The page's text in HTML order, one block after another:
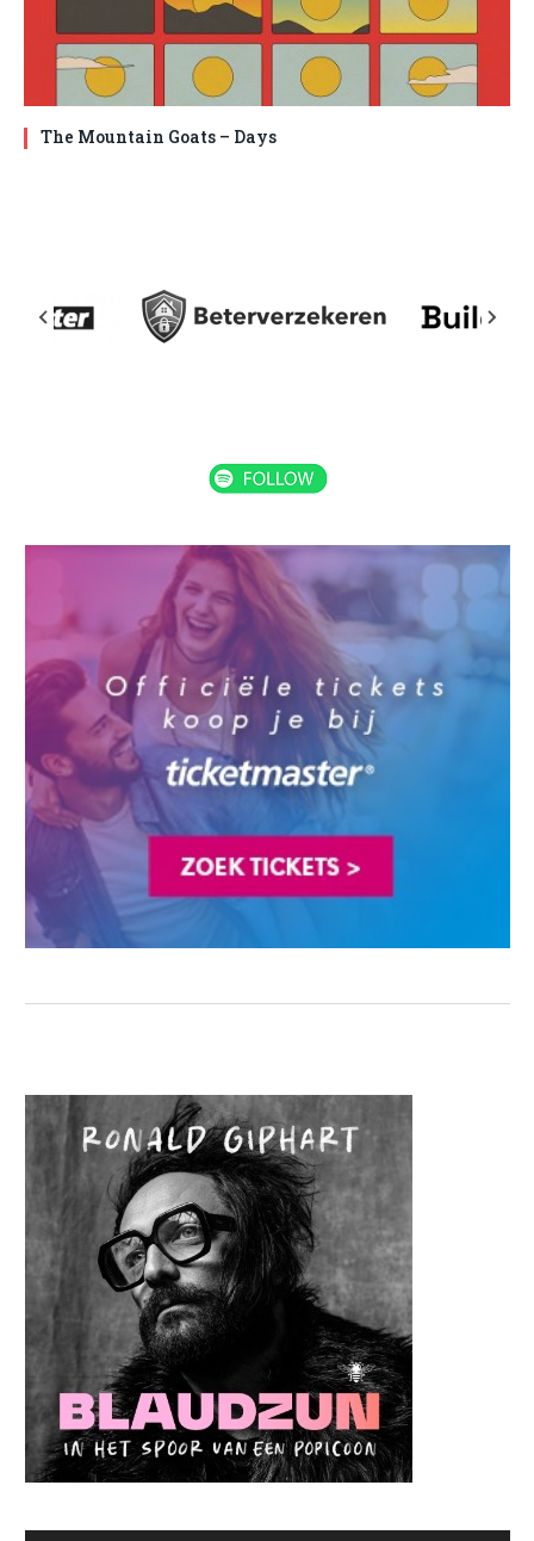
The Mountain Goats – Days